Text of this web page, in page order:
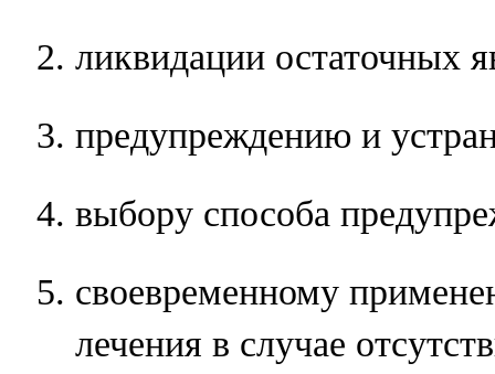
ликвидации остаточных
предупреждению и
выбору способа
своевременному
лечения в случае